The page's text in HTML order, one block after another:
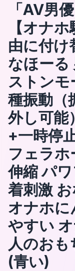
「AV男
【オナ
由に付け
なほーる
ストンモ
種振動（
外し可能
+一時停
フェラホ
伸縮 パ
着刺激
オナホに
やすい
人のお
(青い)